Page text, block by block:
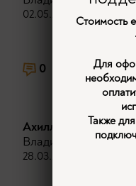
02.05.2025
0 2550 11
Ахиллесова пята
Владимир Шигин
28.03.2025
Стоимость
Для
Также